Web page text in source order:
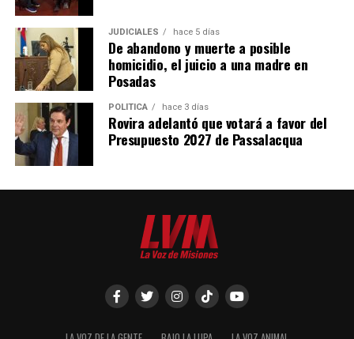
JUDICIALES hace 5 días
De abandono y muerte a posible
homicidio, el juicio a una madre en
Posadas
POLÍTICA hace 3 días
Rovira adelantó que votará a favor del
Presupuesto 2027 de Passalacqua